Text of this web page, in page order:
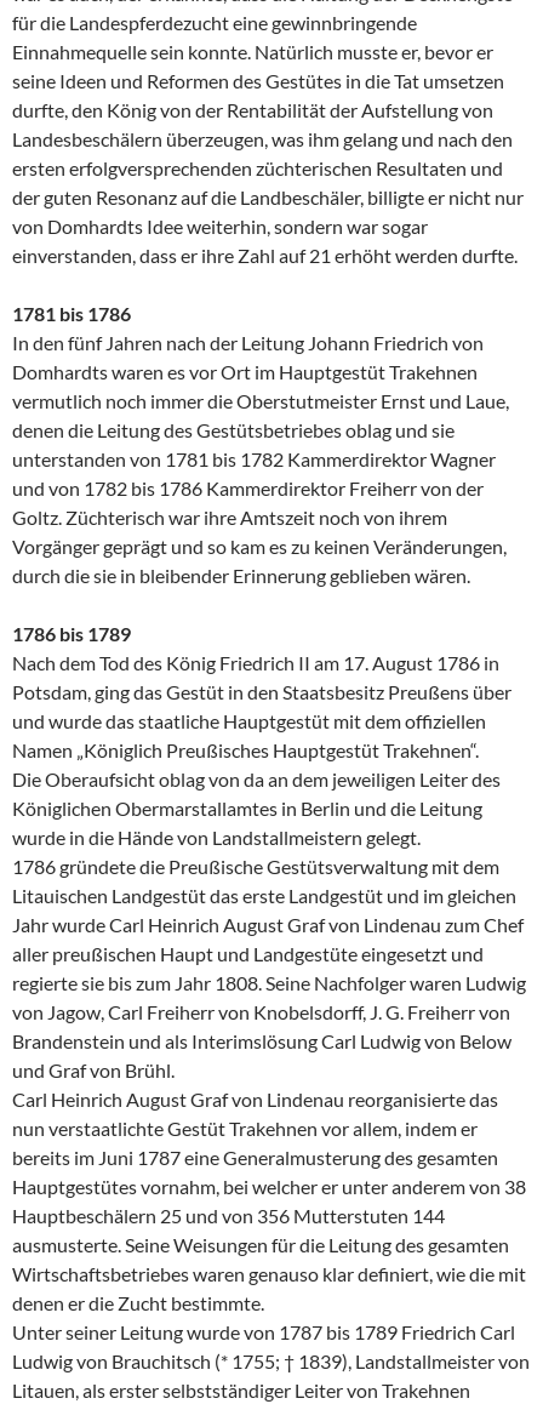
für die Landespferdezucht eine gewinnbringende
Einnahmequelle sein konnte. Natürlich musste er, bevor er
seine Ideen und Reformen des Gestütes in die Tat umsetzen
durfte, den König von der Rentabilität der Aufstellung von
Landesbeschälern überzeugen, was ihm gelang und nach den
ersten erfolgversprechenden züchterischen Resultaten und
der guten Resonanz auf die Landbeschäler, billigte er nicht nur
von Domhardts Idee weiterhin, sondern war sogar
einverstanden, dass er ihre Zahl auf 21 erhöht werden durfte.
1781 bis 1786
In den fünf Jahren nach der Leitung Johann Friedrich von
Domhardts waren es vor Ort im Hauptgestüt Trakehnen
vermutlich noch immer die Oberstutmeister Ernst und Laue,
denen die Leitung des Gestütsbetriebes oblag und sie
unterstanden von 1781 bis 1782 Kammerdirektor Wagner
und von 1782 bis 1786 Kammerdirektor Freiherr von der
Goltz. Züchterisch war ihre Amtszeit noch von ihrem
Vorgänger geprägt und so kam es zu keinen Veränderungen,
durch die sie in bleibender Erinnerung geblieben wären.
1786 bis 1789
Nach dem Tod des König Friedrich II am 17. August 1786 in
Potsdam, ging das Gestüt in den Staatsbesitz Preußens über
und wurde das staatliche Hauptgestüt mit dem offiziellen
Namen „Königlich Preußisches Hauptgestüt Trakehnen“.
Die Oberaufsicht oblag von da an dem jeweiligen Leiter des
Königlichen Obermarstallamtes in Berlin und die Leitung
wurde in die Hände von Landstallmeistern gelegt.
1786 gründete die Preußische Gestütsverwaltung mit dem
Litauischen Landgestüt das erste Landgestüt und im gleichen
Jahr wurde Carl Heinrich August Graf von Lindenau zum Chef
aller preußischen Haupt und Landgestüte eingesetzt und
regierte sie bis zum Jahr 1808. Seine Nachfolger waren Ludwig
von Jagow, Carl Freiherr von Knobelsdorff, J. G. Freiherr von
Brandenstein und als Interimslösung Carl Ludwig von Below
und Graf von Brühl.
Carl Heinrich August Graf von Lindenau reorganisierte das
nun verstaatlichte Gestüt Trakehnen vor allem, indem er
bereits im Juni 1787 eine Generalmusterung des gesamten
Hauptgestütes vornahm, bei welcher er unter anderem von 38
Hauptbeschälern 25 und von 356 Mutterstuten 144
ausmusterte. Seine Weisungen für die Leitung des gesamten
Wirtschaftsbetriebes waren genauso klar definiert, wie die mit
denen er die Zucht bestimmte.
Unter seiner Leitung wurde von 1787 bis 1789 Friedrich Carl
Ludwig von Brauchitsch (* 1755; † 1839), Landstallmeister von
Litauen, als erster selbstständiger Leiter von Trakehnen